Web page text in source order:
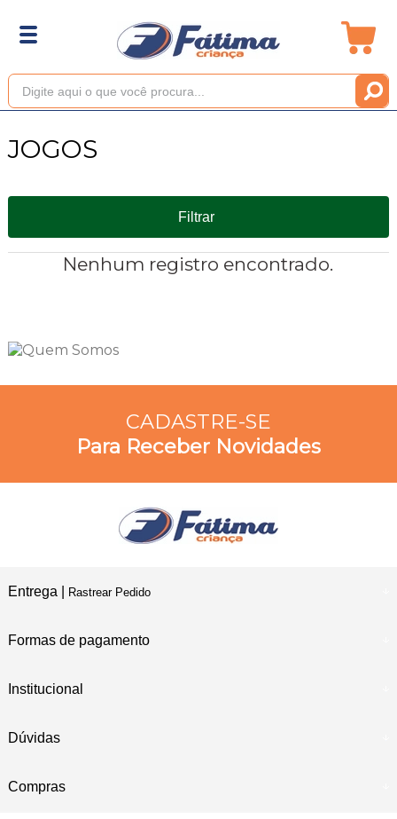
JOGOS
Filtrar
Nenhum registro encontrado.
CADASTRE-SE
Para Receber Novidades
Entrega | Rastrear Pedido
Formas de pagamento
Institucional
Dúvidas
Compras